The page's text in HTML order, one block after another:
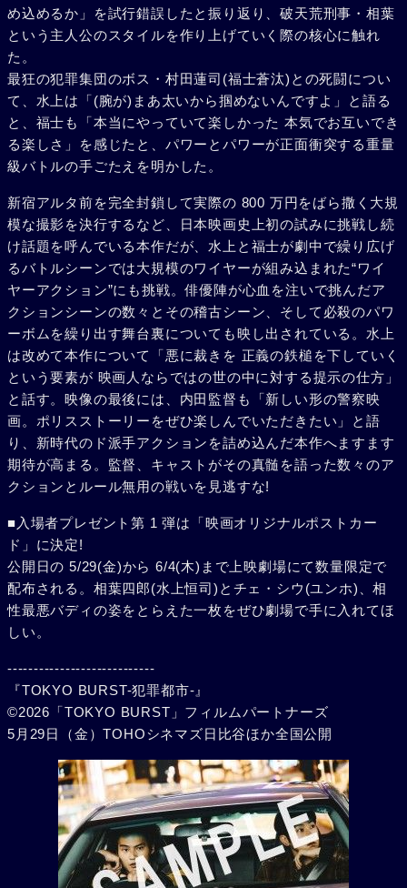
め込めるか」を試行錯誤したと振り返り、破天荒刑事・相葉
という主人公のスタイルを作り上げていく際の核心に触れ
た。
最狂の犯罪集団のボス・村田蓮司(福士蒼汰)との死闘につい
て、水上は「(腕が)まあ太いから掴めないんですよ」と語る
と、福士も「本当にやっていて楽しかった 本気でお互いでき
る楽しさ」を感じたと、パワーとパワーが正面衝突する重量
級バトルの手ごたえを明かした。
新宿アルタ前を完全封鎖して実際の 800 万円をばら撒く大規
模な撮影を決行するなど、日本映画史上初の試みに挑戦し続
け話題を呼んでいる本作だが、水上と福士が劇中で繰り広げ
るバトルシーンでは大規模のワイヤーが組み込まれた“ワイ
ヤーアクション”にも挑戦。俳優陣が心血を注いで挑んだア
クションシーンの数々とその稽古シーン、そして必殺のパワ
ーボムを繰り出す舞台裏についても映し出されている。水上
は改めて本作について「悪に裁きを 正義の鉄槌を下していく
という要素が 映画人ならではの世の中に対する提示の仕方」
と話す。映像の最後には、内田監督も「新しい形の警察映
画。ポリスストーリーをぜひ楽しんでいただきたい」と語
り、新時代のド派手アクションを詰め込んだ本作へますます
期待が高まる。監督、キャストがその真髄を語った数々のア
クションとルール無用の戦いを見逃すな!
■入場者プレゼント第 1 弾は「映画オリジナルポストカー
ド」に決定!
公開日の 5/29(金)から 6/4(木)まで上映劇場にて数量限定で
配布される。相葉四郎(水上恒司)とチェ・シウ(ユンホ)、相
性最悪バディの姿をとらえた一枚をぜひ劇場で手に入れてほ
しい。
----------------------------
『TOKYO BURST-犯罪都市-』
©2026「TOKYO BURST」フィルムパートナーズ
5月29日（金）TOHOシネマズ日比谷ほか全国公開